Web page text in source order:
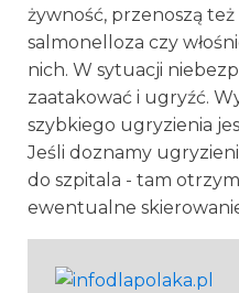
żywność, przenoszą
salmonelloza czy
nich. W sytuacji
zaatakować i ugryźć.
szybkiego ugryzienia
Jeśli doznamy
do szpitala - tam
ewentualne